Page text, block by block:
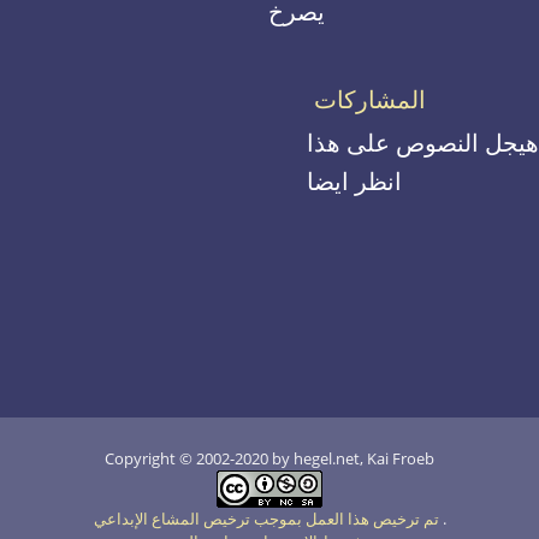
يصرخ
المشاركات
هيجل النصوص على هذا
انظر ايضا
Copyright © 2002-2020 by hegel.net, Kai Froeb
.